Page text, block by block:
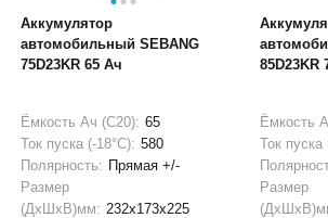
Аккумулятор
автомобильный SEBANG
75D23KR 65 Ач
Ёмкость Ач (С20): 65
Ток пуска (-18°С): 580
Полярность: Прямая +/-
Размер
(ДхШхВ)мм: 232x173x225
85D23KR
Ёмкость
Ток пуска
Размер